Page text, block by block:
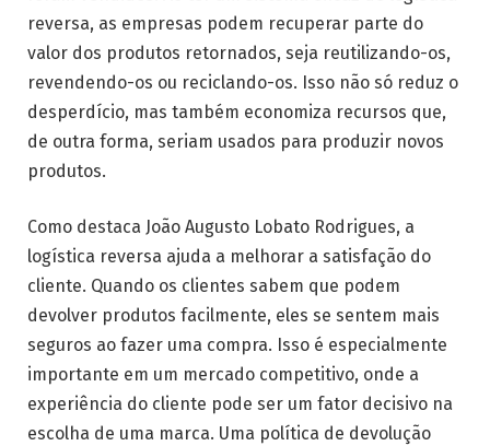
reversa, as empresas podem recuperar parte do
valor dos produtos retornados, seja reutilizando-os,
revendendo-os ou reciclando-os. Isso não só reduz o
desperdício, mas também economiza recursos que,
de outra forma, seriam usados para produzir novos
produtos.
Como destaca João Augusto Lobato Rodrigues, a
logística reversa ajuda a melhorar a satisfação do
cliente. Quando os clientes sabem que podem
devolver produtos facilmente, eles se sentem mais
seguros ao fazer uma compra. Isso é especialmente
importante em um mercado competitivo, onde a
experiência do cliente pode ser um fator decisivo na
escolha de uma marca. Uma política de devolução